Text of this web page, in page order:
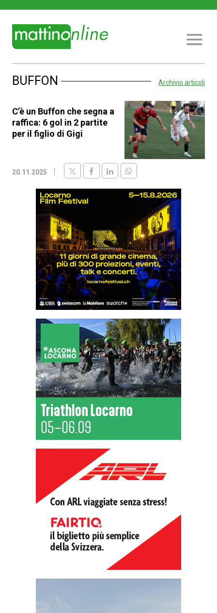
BUFFON Archivio articoli
C’è un Buffon che segna a
raffica: 6 gol in 2 partite
per il figlio di Gigi
20.11.2025